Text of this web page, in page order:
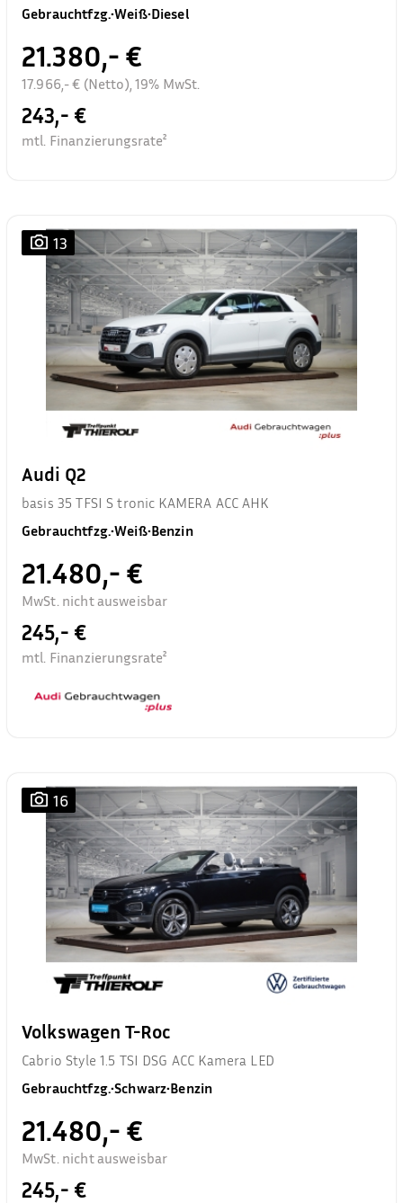
Gebrauchtfzg.•Weiß•Diesel
21.380,- €
17.966,- € (Netto), 19% MwSt.
243,- €
mtl. Finanzierungsrate²
13
Audi Q2
basis 35 TFSI S tronic KAMERA ACC AHK
Gebrauchtfzg.•Weiß•Benzin
21.480,- €
MwSt. nicht ausweisbar
245,- €
mtl. Finanzierungsrate²
16
Volkswagen T-Roc
Cabrio Style 1.5 TSI DSG ACC Kamera LED
Gebrauchtfzg.•Schwarz•Benzin
21.480,- €
MwSt. nicht ausweisbar
245,- €